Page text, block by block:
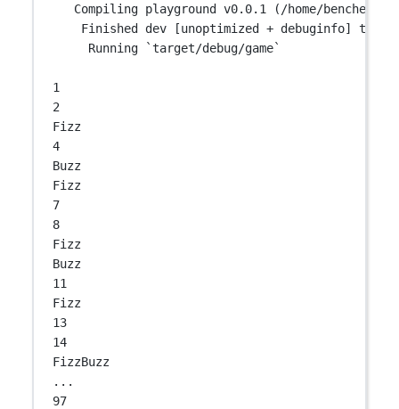
Compiling playground v0.0.1 (/home/bencher)
Finished dev [unoptimized + debuginfo]
Running `target/debug/game`
1
2
Fizz
4
Buzz
Fizz
7
8
Fizz
Buzz
11
Fizz
13
14
FizzBuzz
...
97